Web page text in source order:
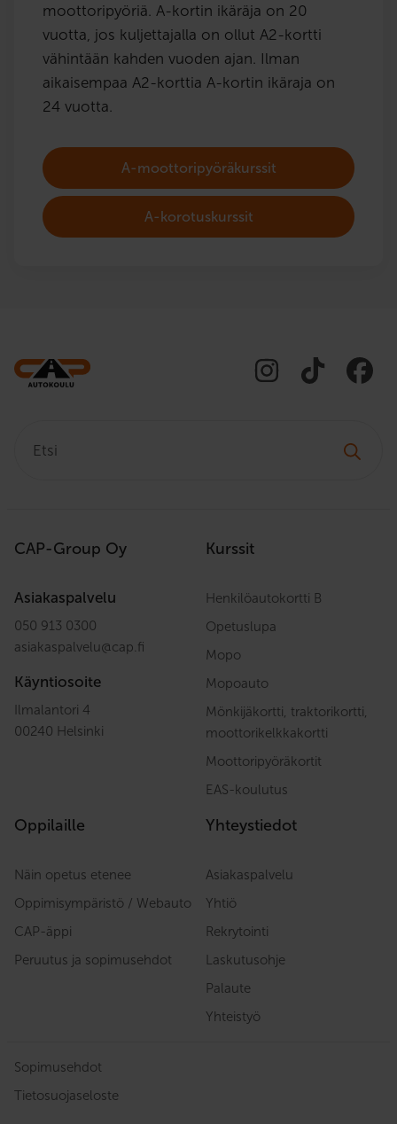
moottoripyöriä. A-kortin ikäräja on 20
vuotta, jos kuljettajalla on ollut A2-kortti
vähintään kahden vuoden ajan. Ilman
aikaisempaa A2-korttia A-kortin ikäraja on
24 vuotta.
A-moottoripyöräkurssit
A-korotuskurssit
CAP-Group Oy
Asiakaspalvelu
050 913 0300
asiakaspalvelu@cap.fi
Käyntiosoite
Ilmalantori 4
00240 Helsinki
Kurssit
Henkilöautokortti B
Opetuslupa
Mopo
Mopoauto
Mönkijäkortti, traktorikortti,
moottorikelkkakortti
Moottoripyöräkortit
EAS-koulutus
Oppilaille
Näin opetus etenee
Oppimisympäristö / Webauto
CAP-äppi
Peruutus ja sopimusehdot
Yhteystiedot
Asiakaspalvelu
Yhtiö
Rekrytointi
Laskutusohje
Palaute
Yhteistyö
Sopimusehdot
Tietosuojaseloste